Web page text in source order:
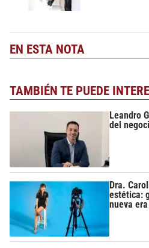
EN ESTA NOTA
TAMBIÉN TE PUEDE
Leandro
del
Dra.
estética:
nueva